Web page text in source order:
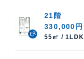
21階
330,000円
55㎡ / 1LDK